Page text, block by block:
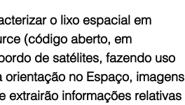
o lixo espacial em
(código aberto, em
de satélites, fazendo uso
no Espaço, imagens
extrairão informações relativas